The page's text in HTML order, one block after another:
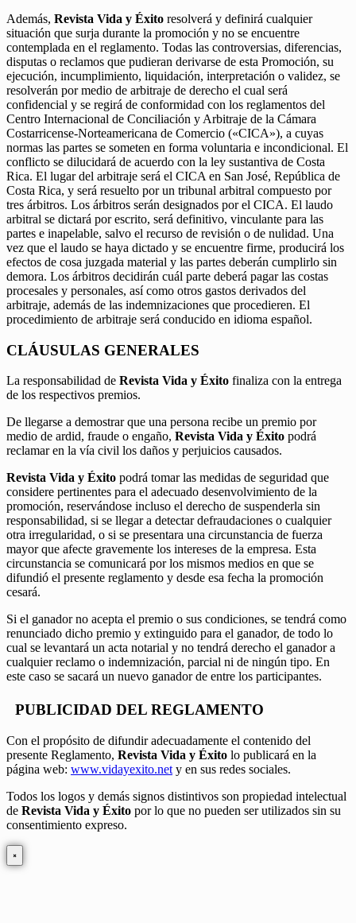
Además, Revista Vida y Éxito resolverá y definirá cualquier
situación que surja durante la promoción y no se encuentre
contemplada en el reglamento. Todas las controversias, diferencias,
disputas o reclamos que pudieran derivarse de esta Promoción, su
ejecución, incumplimiento, liquidación, interpretación o validez, se
resolverán por medio de arbitraje de derecho el cual será
confidencial y se regirá de conformidad con los reglamentos del
Centro Internacional de Conciliación y Arbitraje de la Cámara
Costarricense-Norteamericana de Comercio («CICA»), a cuyas
normas las partes se someten en forma voluntaria e incondicional. El
conflicto se dilucidará de acuerdo con la ley sustantiva de Costa
Rica. El lugar del arbitraje será el CICA en San José, República de
Costa Rica, y será resuelto por un tribunal arbitral compuesto por
tres árbitros. Los árbitros serán designados por el CICA. El laudo
arbitral se dictará por escrito, será definitivo, vinculante para las
partes e inapelable, salvo el recurso de revisión o de nulidad. Una
vez que el laudo se haya dictado y se encuentre firme, producirá los
efectos de cosa juzgada material y las partes deberán cumplirlo sin
demora. Los árbitros decidirán cuál parte deberá pagar las costas
procesales y personales, así como otros gastos derivados del
arbitraje, además de las indemnizaciones que procedieren. El
procedimiento de arbitraje será conducido en idioma español.
CLÁUSULAS GENERALES
La responsabilidad de Revista Vida y Éxito finaliza con la entrega
de los respectivos premios.
De llegarse a demostrar que una persona recibe un premio por
medio de ardid, fraude o engaño, Revista Vida y Éxito podrá
reclamar en la vía civil los daños y perjuicios causados.
Revista Vida y Éxito podrá tomar las medidas de seguridad que
considere pertinentes para el adecuado desenvolvimiento de la
promoción, reservándose incluso el derecho de suspenderla sin
responsabilidad, si se llegar a detectar defraudaciones o cualquier
otra irregularidad, o si se presentara una circunstancia de fuerza
mayor que afecte gravemente los intereses de la empresa. Esta
circunstancia se comunicará por los mismos medios en que se
difundió el presente reglamento y desde esa fecha la promoción
cesará.
Si el ganador no acepta el premio o sus condiciones, se tendrá como
renunciado dicho premio y extinguido para el ganador, de todo lo
cual se levantará un acta notarial y no tendrá derecho el ganador a
cualquier reclamo o indemnización, parcial ni de ningún tipo. En
este caso se sacará un nuevo ganador de entre los participantes.
PUBLICIDAD DEL REGLAMENTO
Con el propósito de difundir adecuadamente el contenido del
presente Reglamento, Revista Vida y Éxito lo publicará en la
página web: www.vidayexito.net y en sus redes sociales.
Todos los logos y demás signos distintivos son propiedad intelectual
de Revista Vida y Éxito por lo que no pueden ser utilizados sin su
consentimiento expreso.
×